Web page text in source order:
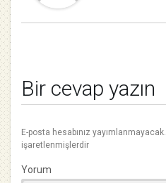
Bir cevap yazın
E-posta hesabınız yayımlanmayacak.
işaretlenmişlerdir
Yorum